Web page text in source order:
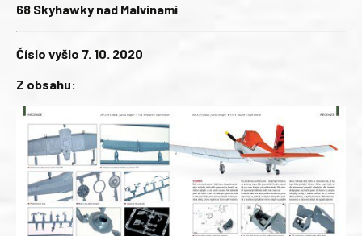
68 Skyhawky nad Malvínami
Číslo vyšlo 7. 10. 2020
Z obsahu: